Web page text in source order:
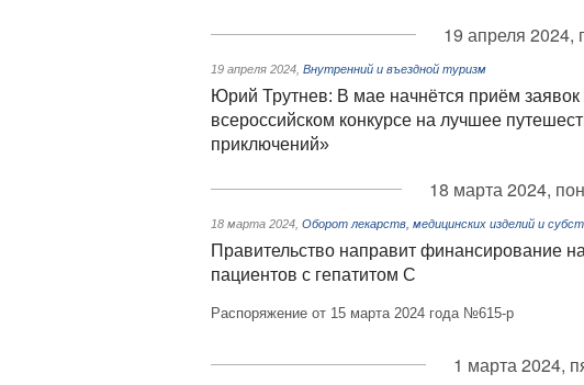
19 апреля 2024,
19 апреля 2024 Внутренний и въездной туризм
Юрий Трутнев: В мае начнётся приём заявок
всероссийском конкурсе на лучшее
приключений»
18 марта 2024,
18 марта 2024 Оборот лекарств, медицинских изделий и
Правительство направит финансирование
пациентов с гепатитом С
Распоряжение от 15 марта 2024 года №615-р
1 марта 2024,